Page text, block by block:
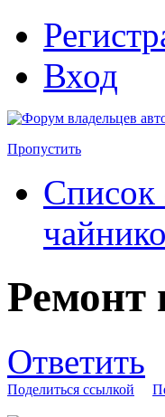
Вход
Пропустить
Ремонт
Ответить
Поделиться ссылкой